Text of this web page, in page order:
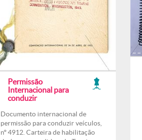
Permissão
Internacional para
conduzir
Documento internacional de
permissão para conduzir veículos,
nº 4912. Carteira de habilitação